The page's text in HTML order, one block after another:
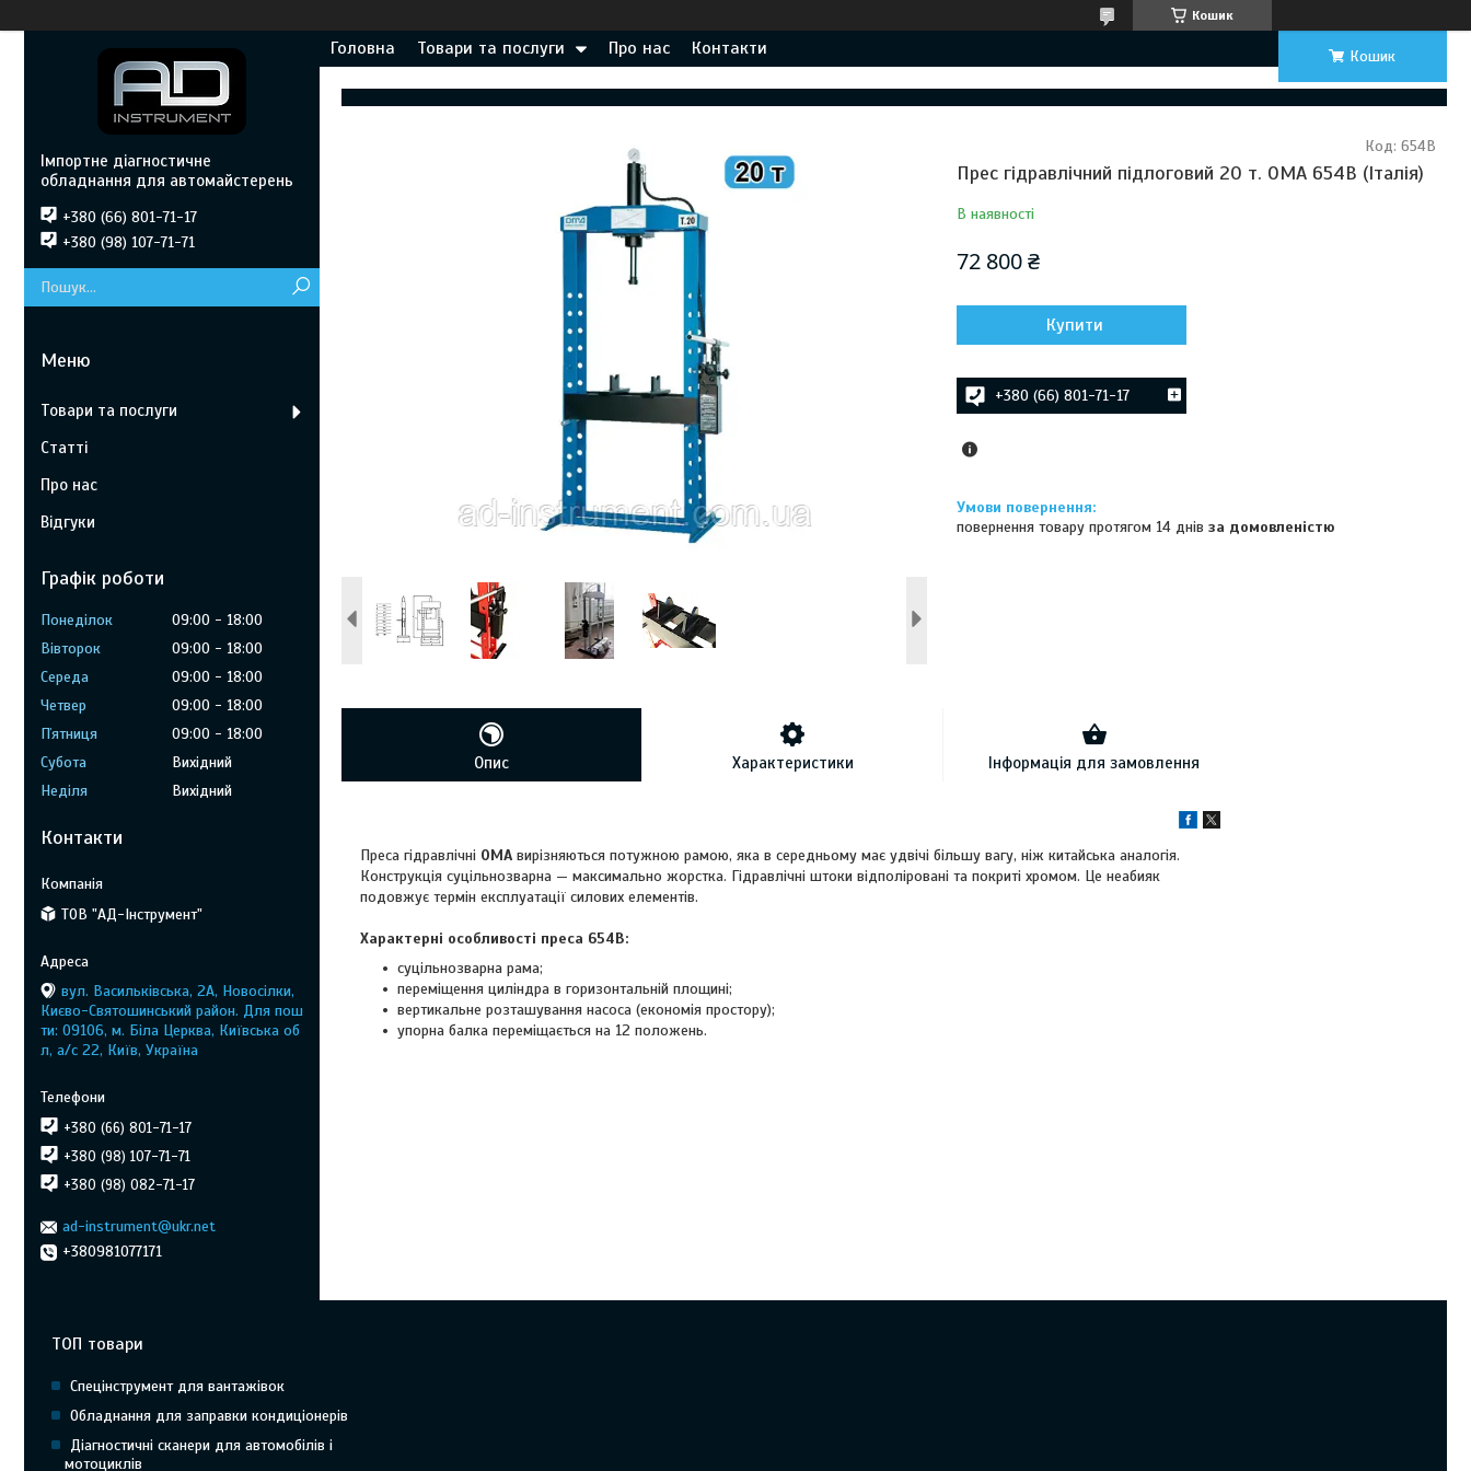
Кошик
Головна Товари та послуги Про нас Контакти Кошик
Прес гідравлічний підлоговий 20 т. OMA 654B (Італія)
В наявності
Код: 654B
72 800 ₴
Купити
+380 (66) 801-71-17
повернення товару протягом 14 днівза домовленістю
Опис Характеристики Інформація для замовлення
Преса гідравлічні OMA вирізняються потужною рамою, яка в середньому має удвічі більшу вагу, ніж китайська аналогія.
Конструкція суцільнозварна — максимально жорстка. Гідравлічні штоки відполіровані та покриті хромом. Це неабияк
подовжує термін експлуатації силових елементів.
Характерні особливості преса 654B:
суцільнозварна рама;
переміщення циліндра в горизонтальній площині;
вертикальне розташування насоса (економія простору);
упорна балка переміщається на 12 положень.
Імпортне діагностичне
обладнання для автомайстерень
+380 (66) 801-71-17
+380 (98) 107-71-71
Товари та послуги
Статті
Про нас
Відгуки
Графік роботи
Понеділок 09:00
18:00
Вівторок
09:00
18:00
Середа
09:00
18:00
Четвер
09:00
18:00
Пʼятниця
09:00
18:00
Субота
Вихідний
Неділя
Вихідний
Контакти
ТОВ "АД-Інструмент"
вул. Васильківська, 2А, Новосілки,
Києво-Святошинський район. Для пош
ти: 09106, м. Біла Церква, Київська об
л, а/с 22, Київ, Україна
+380 (66) 801-71-17
+380 (98) 107-71-71
+380 (98) 082-71-17
ad-instrument@ukr.net
+380981077171
ТОП товари
Спецінструмент для вантажівок
Обладнання для заправки кондиціонерів
Діагностичні сканери для автомобілів і
мотоциклів